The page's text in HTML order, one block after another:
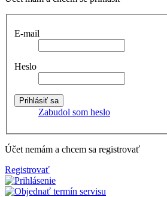
E-mail
Heslo
Zabudol som heslo
Účet nemám a chcem sa registrovať
Registrovať